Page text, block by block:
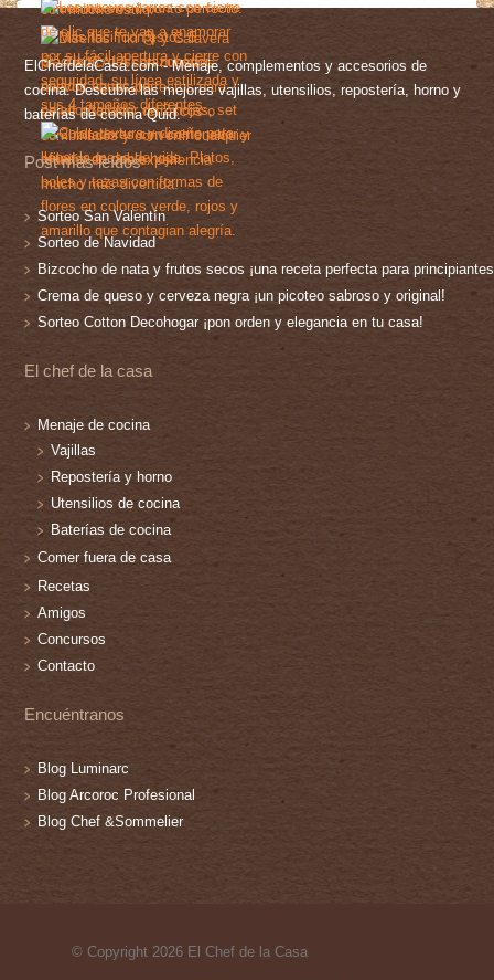
ElChefdelaCasa.com - Menaje, complementos y accesorios de
cocina. Descubre las mejores vajillas, utensilios, repostería, horno y
baterías de cocina Quid.
Post más leídos
Sorteo San Valentín
Sorteo de Navidad
Bizcocho de nata y frutos secos ¡una receta perfecta para
Crema de queso y cerveza negra ¡un picoteo sabroso y original!
Sorteo Cotton Decohogar ¡pon orden y elegancia en tu casa!
El chef de la casa
Menaje de cocina
Vajillas
Repostería y horno
Utensilios de cocina
Baterías de cocina
Comer fuera de casa
Recetas
Amigos
Concursos
Contacto
Encuéntranos
Blog Luminarc
Blog Arcoroc Profesional
Blog Chef &Sommelier
© Copyright 2026 El Chef de la Casa